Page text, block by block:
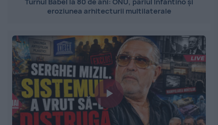
eroziunea arhitecturii multilaterale